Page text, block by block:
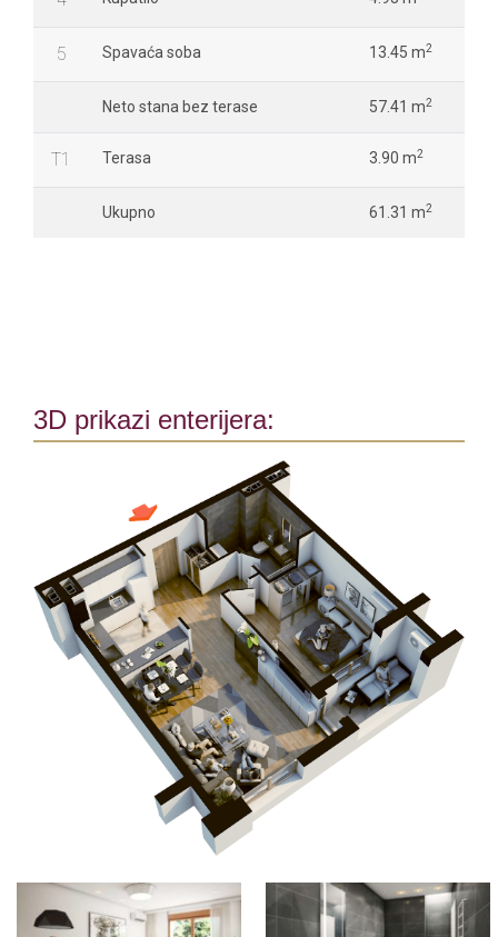
5 Spavaća soba 13.45 m2
Neto stana bez terase 57.41 m2
T1 Terasa 3.90 m2
Ukupno 61.31 m2
3D prikazi enterijera: